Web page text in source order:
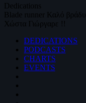
Dedications
Blade runner Καλό βράδυ
Χώστα Γιώργαρε !!
DEDICATIONS
PODCASTS
CHARTS
EVENTS